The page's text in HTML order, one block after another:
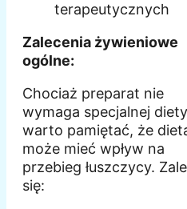
terapeutycznych
Zalecenia żywieniowe
ogólne:
Chociaż preparat nie
wymaga specjalnej
warto pamiętać, że
może mieć wpływ na
przebieg łuszczycy.
się: